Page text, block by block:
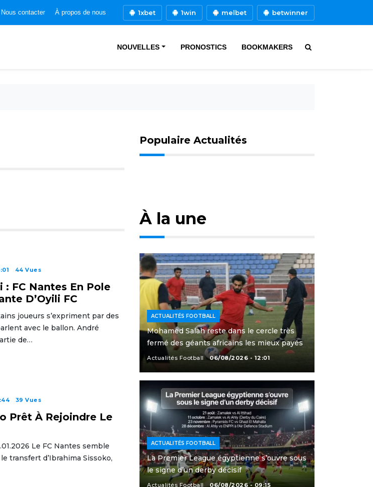
Nous contacter À propos de nous 1xbet 1win melbet betwinner
NOUVELLES PRONOSTICS BOOKMAKERS
Populaire Actualités
44 Vues
: FC Nantes En Pole
D’Oyili FC
joueurs s’expriment par des
avec le ballon. André
de…
39 Vues
Prêt À Rejoindre Le
Le FC Nantes semble
transfert d’Ibrahima Sissoko,
À la une
ACTUALITÉS FOOTBALL
Mohamed Salah reste dans le cercle très
fermé des géants africains les mieux payés
Actualités Football 06/08/2026 - 12:01
ACTUALITÉS FOOTBALL
La Premier League égyptienne s’ouvre sous
le signe d’un derby décisif
Actualités Football 06/08/2026 - 09:15